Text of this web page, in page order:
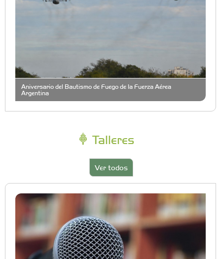
Aniversario del Bautismo de Fuego de la Fuerza Aérea
Argentina
Talleres
Ver todos